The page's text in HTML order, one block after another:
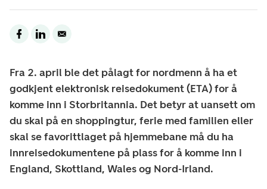
Fra 2. april ble det pålagt for nordmenn å ha et
godkjent elektronisk reisedokument (ETA) for å
komme inn i Storbritannia. Det betyr at uansett om
du skal på en shoppingtur, ferie med familien eller
skal se favorittlaget på hjemmebane må du ha
innreisedokumentene på plass for å komme inn i
England, Skottland, Wales og Nord-Irland.